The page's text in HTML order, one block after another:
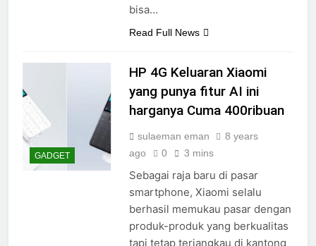
bisa…
Read Full News
GADGET
HP 4G Keluaran Xiaomi
yang punya fitur AI ini
harganya Cuma 400ribuan
sulaeman eman
8 years
ago
0 3 mins
Sebagai raja baru di pasar
smartphone, Xiaomi selalu
berhasil memukau pasar dengan
produk-produk yang berkualitas
tapi tetap terjangkau di kantong